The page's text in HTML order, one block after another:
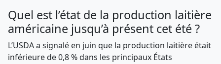
Quel est l’état de la production laitière
américaine jusqu’à présent cet été ?
L’USDA a signalé en juin que la production laitière était
inférieure de 0,8 % dans les principaux États